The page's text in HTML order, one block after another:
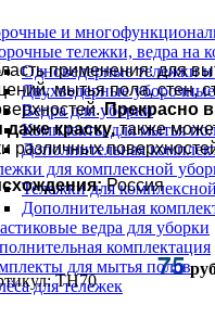
и
тележки, ведра на
Одноведерные тележки и
Двухведерные
Ведра для уборки
Комплекты для мытья
Дополнительная
для комплексной
Тележки для
Дополнительная
ведра для уборки
комплектация
для мытья полов
для тележек
применения: для
мытья пола, стен,
Прекрасно
краску,также
различных
Россия
ТН70 75